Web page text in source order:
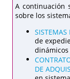
A continuación
sobre los
de
DE